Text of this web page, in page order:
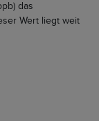
das
Wert liegt weit